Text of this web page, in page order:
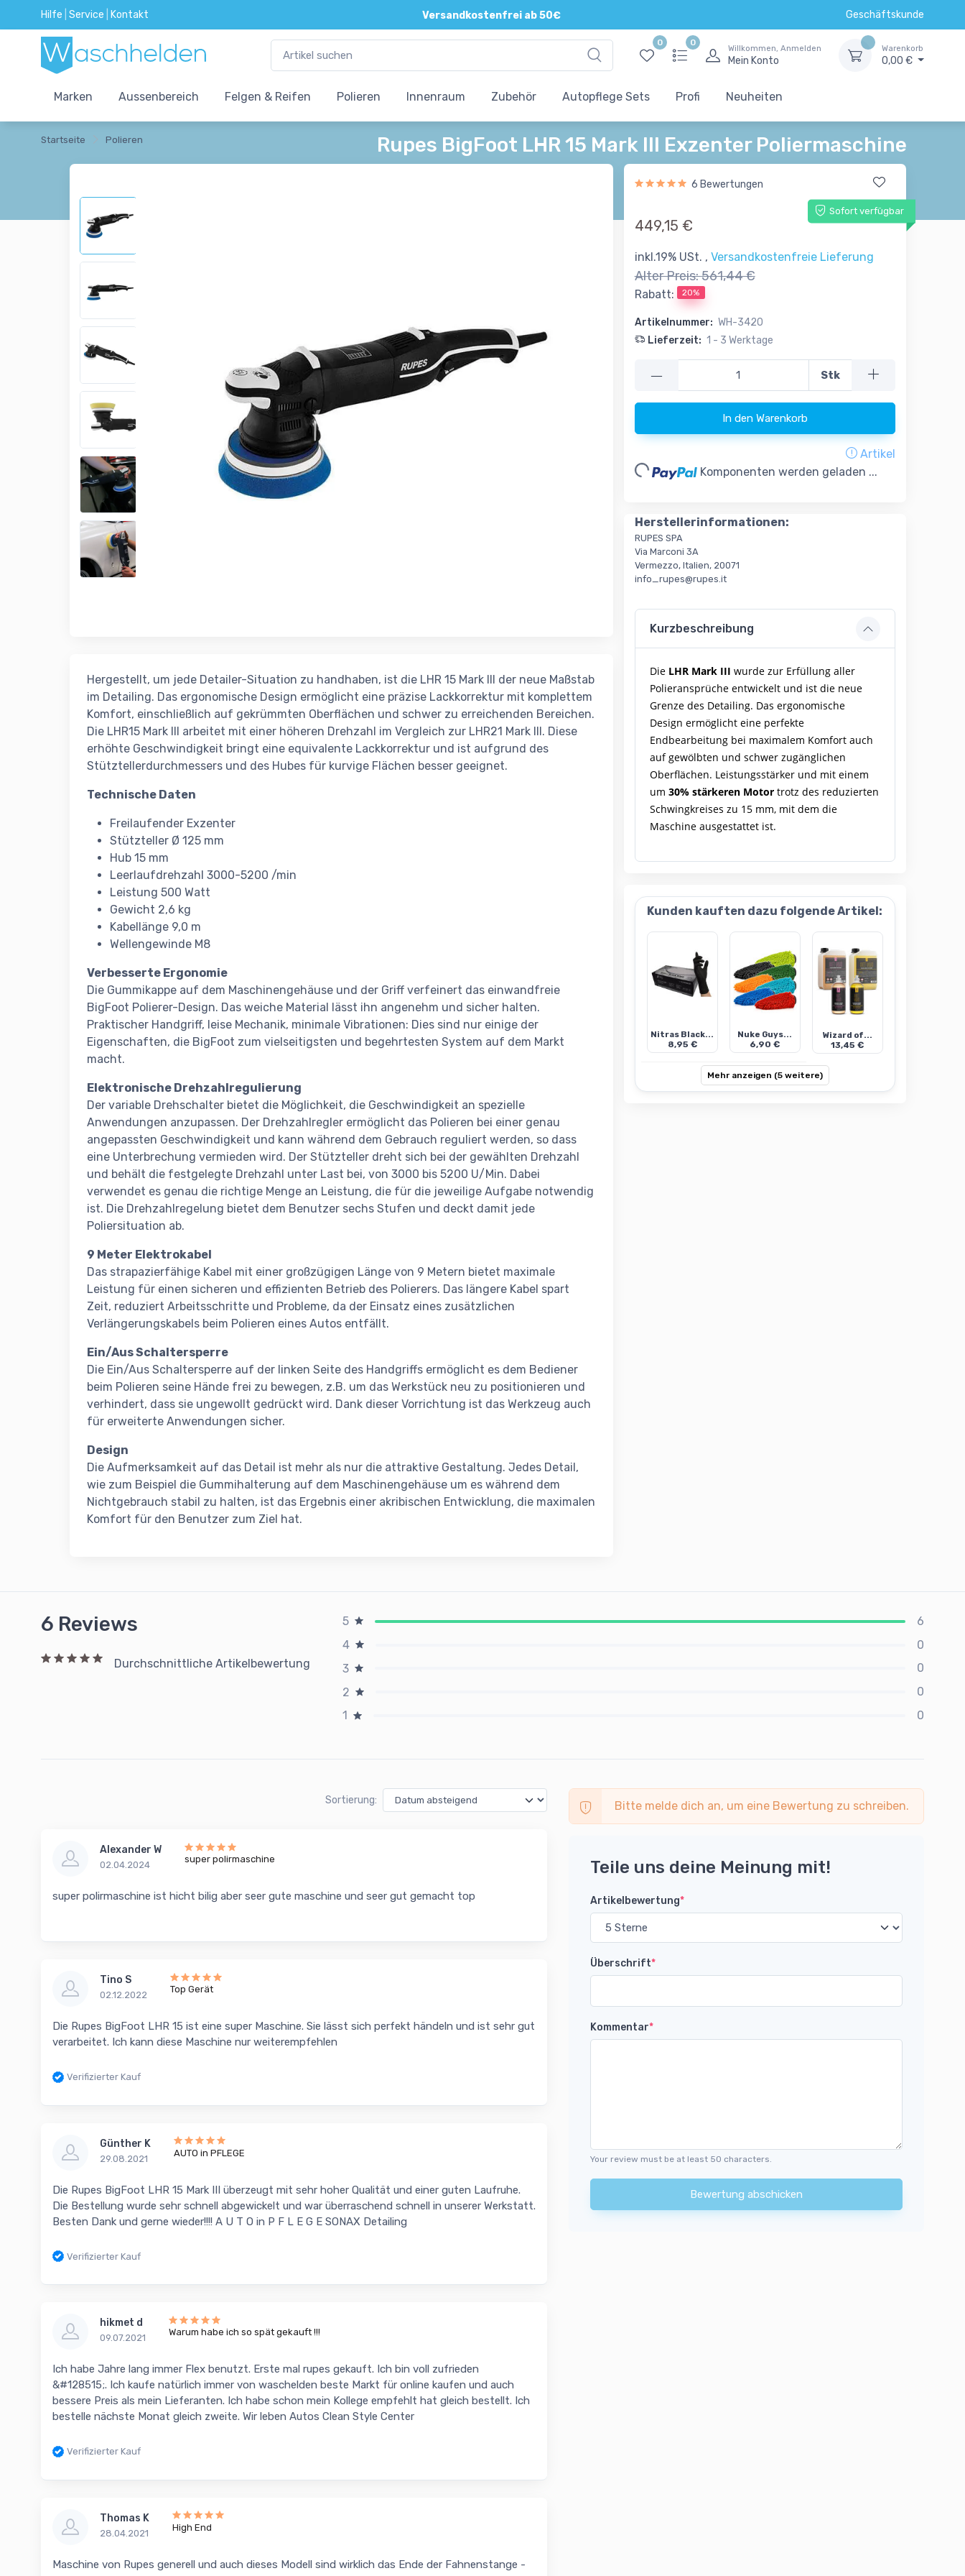
Hilfe Service Kontakt Versandkostenfrei ab 50€
Direkte und persönliche Beratung Geschäftskunde
0 0
Willkommen, Anmelden
Mein Konto
Warenkorb
0,00 €
Marken Aussenbereich Felgen & Reifen Polieren Innenraum Zubehör Autopflege Sets Profi Neuheiten
Startseite Polieren Rupes BigFoot LHR 15 Mark III Exzenter Poliermaschine
Hergestellt, um jede Detailer-Situation zu handhaben, ist die LHR 15 Mark III der neue Maßstab
im Detailing. Das ergonomische Design ermöglicht eine präzise Lackkorrektur mit komplettem
Komfort, einschließlich auf gekrümmten Oberflächen und schwer zu erreichenden Bereichen.
Die LHR15 Mark III arbeitet mit einer höheren Drehzahl im Vergleich zur LHR21 Mark III. Diese
erhöhte Geschwindigkeit bringt eine equivalente Lackkorrektur und ist aufgrund des
Stütztellerdurchmessers und des Hubes für kurvige Flächen besser geeignet.
Technische Daten
Freilaufender Exzenter
Stützteller Ø 125 mm
Hub 15 mm
Leerlaufdrehzahl 3000-5200 /min
Leistung 500 Watt
Gewicht 2,6 kg
Kabellänge 9,0 m
Wellengewinde M8
Verbesserte Ergonomie
Die Gummikappe auf dem Maschinengehäuse und der Griff verfeinert das einwandfreie
BigFoot Polierer-Design. Das weiche Material lässt ihn angenehm und sicher halten.
Praktischer Handgriff, leise Mechanik, minimale Vibrationen: Dies sind nur einige der
Eigenschaften, die BigFoot zum vielseitigsten und begehrtesten System auf dem Markt
macht.
Elektronische Drehzahlregulierung
Der variable Drehschalter bietet die Möglichkeit, die Geschwindigkeit an spezielle
Anwendungen anzupassen. Der Drehzahlregler ermöglicht das Polieren bei einer genau
angepassten Geschwindigkeit und kann während dem Gebrauch reguliert werden, so dass
eine Unterbrechung vermieden wird. Der Stützteller dreht sich bei der gewählten Drehzahl
und behält die festgelegte Drehzahl unter Last bei, von 3000 bis 5200 U/Min. Dabei
verwendet es genau die richtige Menge an Leistung, die für die jeweilige Aufgabe notwendig
ist. Die Drehzahlregelung bietet dem Benutzer sechs Stufen und deckt damit jede
Poliersituation ab.
9 Meter Elektrokabel
Das strapazierfähige Kabel mit einer großzügigen Länge von 9 Metern bietet maximale
Leistung für einen sicheren und effizienten Betrieb des Polierers. Das längere Kabel spart
Zeit, reduziert Arbeitsschritte und Probleme, da der Einsatz eines zusätzlichen
Verlängerungskabels beim Polieren eines Autos entfällt.
Ein/Aus Schaltersperre
Die Ein/Aus Schaltersperre auf der linken Seite des Handgriffs ermöglicht es dem Bediener
beim Polieren seine Hände frei zu bewegen, z.B. um das Werkstück neu zu positionieren und
verhindert, dass sie ungewollt gedrückt wird. Dank dieser Vorrichtung ist das Werkzeug auch
für erweiterte Anwendungen sicher.
Design
Die Aufmerksamkeit auf das Detail ist mehr als nur die attraktive Gestaltung. Jedes Detail,
wie zum Beispiel die Gummihalterung auf dem Maschinengehäuse um es während dem
Nichtgebrauch stabil zu halten, ist das Ergebnis einer akribischen Entwicklung, die maximalen
Komfort für den Benutzer zum Ziel hat.
6 Bewertungen
Sofort verfügbar
449,15 €
inkl.19% USt. , Versandkostenfreie Lieferung
Alter Preis:561,44 €
Rabatt: 20%
Artikelnummer: WH-3420
Lieferzeit: 1 - 3 Werktage
— Stk
In den Warenkorb
Artikel
Loading... Komponenten werden geladen ...
Herstellerinformationen:
RUPES SPA
Via Marconi 3A
Vermezzo, Italien, 20071
info_rupes@rupes.it
Kurzbeschreibung
Die LHR Mark III wurde zur Erfüllung aller
Polieransprüche entwickelt und ist die neue
Grenze des Detailing. Das ergonomische
Design ermöglicht eine perfekte
Endbearbeitung bei maximalem Komfort auch
auf gewölbten und schwer zugänglichen
Oberflächen. Leistungsstärker und mit einem
um 30% stärkeren Motortrotz des reduzierten
Schwingkreises zu 15 mm, mit dem die
Maschine ausgestattet ist.
Kunden kauften dazu folgende Artikel:
Nitras Black...
8,95 €
Nuke Guys...
6,90 €
Wizard of...
13,45 €
Mehr anzeigen (5 weitere)
6 Reviews
Durchschnittliche Artikelbewertung
5
6
4
0
3
0
2
0
1
0
Sortierung:
Alexander W
02.04.2024
super polirmaschine
super polirmaschine ist hicht bilig aber seer gute maschine und seer gut gemacht top
Tino S
02.12.2022
Top Gerät
Die Rupes BigFoot LHR 15 ist eine super Maschine. Sie lässt sich perfekt händeln und ist sehr gut
verarbeitet. Ich kann diese Maschine nur weiterempfehlen
Verifizierter Kauf
Günther K
29.08.2021
AUTO in PFLEGE
Die Rupes BigFoot LHR 15 Mark III überzeugt mit sehr hoher Qualität und einer guten Laufruhe.
Die Bestellung wurde sehr schnell abgewickelt und war überraschend schnell in unserer Werkstatt.
Besten Dank und gerne wieder!!!! A U T O in P F L E G E SONAX Detailing
Verifizierter Kauf
hikmet d
09.07.2021
Warum habe ich so spät gekauft !!!
Ich habe Jahre lang immer Flex benutzt. Erste mal rupes gekauft. Ich bin voll zufrieden
&#128515;. Ich kaufe natürlich immer von waschelden beste Markt für online kaufen und auch
bessere Preis als mein Lieferanten. Ich habe schon mein Kollege empfehlt hat gleich bestellt. Ich
bestelle nächste Monat gleich zweite. Wir leben Autos Clean Style Center
Verifizierter Kauf
Thomas K
28.04.2021
High End
Maschine von Rupes generell und auch dieses Modell sind wirklich das Ende der Fahnenstange -
Bitte melde dich an, um eine Bewertung zu schreiben.
Teile uns deine Meinung mit!
Artikelbewertung*
Überschrift*
Kommentar*
Your review must be at least 50 characters.
Bewertung abschicken